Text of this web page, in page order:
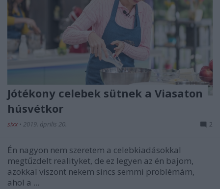
Jótékony celebek sütnek a Viasaton
húsvétkor
sixx • 2019. április 20. 2
Én nagyon nem szeretem a celebkiadásokkal
megtűzdelt realityket, de ez legyen az én bajom,
azokkal viszont nekem sincs semmi problémám,
ahol a ...